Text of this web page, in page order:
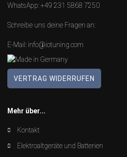
WhatsApp:+49 231 5868 7250
Schreibe uns deine Fragen an:
E-Mail: info@iotuning.com
VERTRAG WIDERRUFEN
Mehr über...
Kontakt
Elektroaltgeräte und Batterien